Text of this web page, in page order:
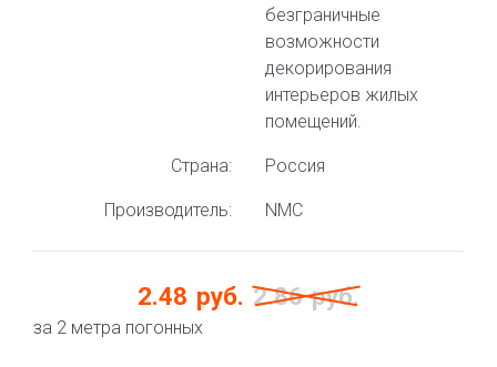
безграничные
возможности
декорирования
интерьеров жилых
помещений.
Страна: Россия
Производитель: NMC
2.48 руб. 2.86 руб.
за 2 метра погонных